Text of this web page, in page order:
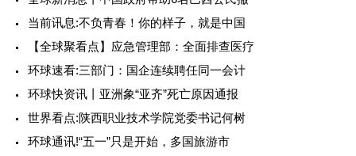
当前讯息:不负青春！你的样子，就是中国
【全球聚看点】应急管理部：全面排查医疗
环球速看:三部门：国企连续聘任同一会计
环球快资讯丨亚洲象“亚齐”死亡原因通报
世界看点:陕西职业技术学院党委书记何树
环球通讯!“五一”只是开始，多国旅游市